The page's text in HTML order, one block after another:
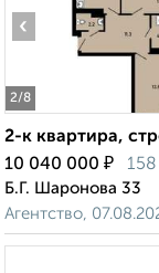
2/8
‹
2-к квартира,
10 040 000 ₽
Б.Г. Шаронова 33
Агентство,